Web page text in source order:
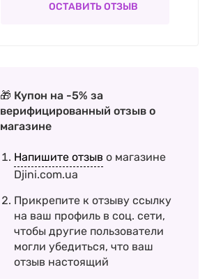
ОСТАВИТЬ ОТЗЫВ
🎁 Купон на -5% за
верифицированный отзыв о
магазине
Напишите отзыв о магазине
Djini.com.ua
Прикрепите к отзыву ссылку
на ваш профиль в соц. сети,
чтобы другие пользователи
могли убедиться, что ваш
отзыв настоящий